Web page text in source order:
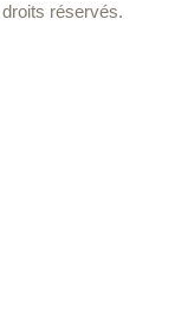
réservés.